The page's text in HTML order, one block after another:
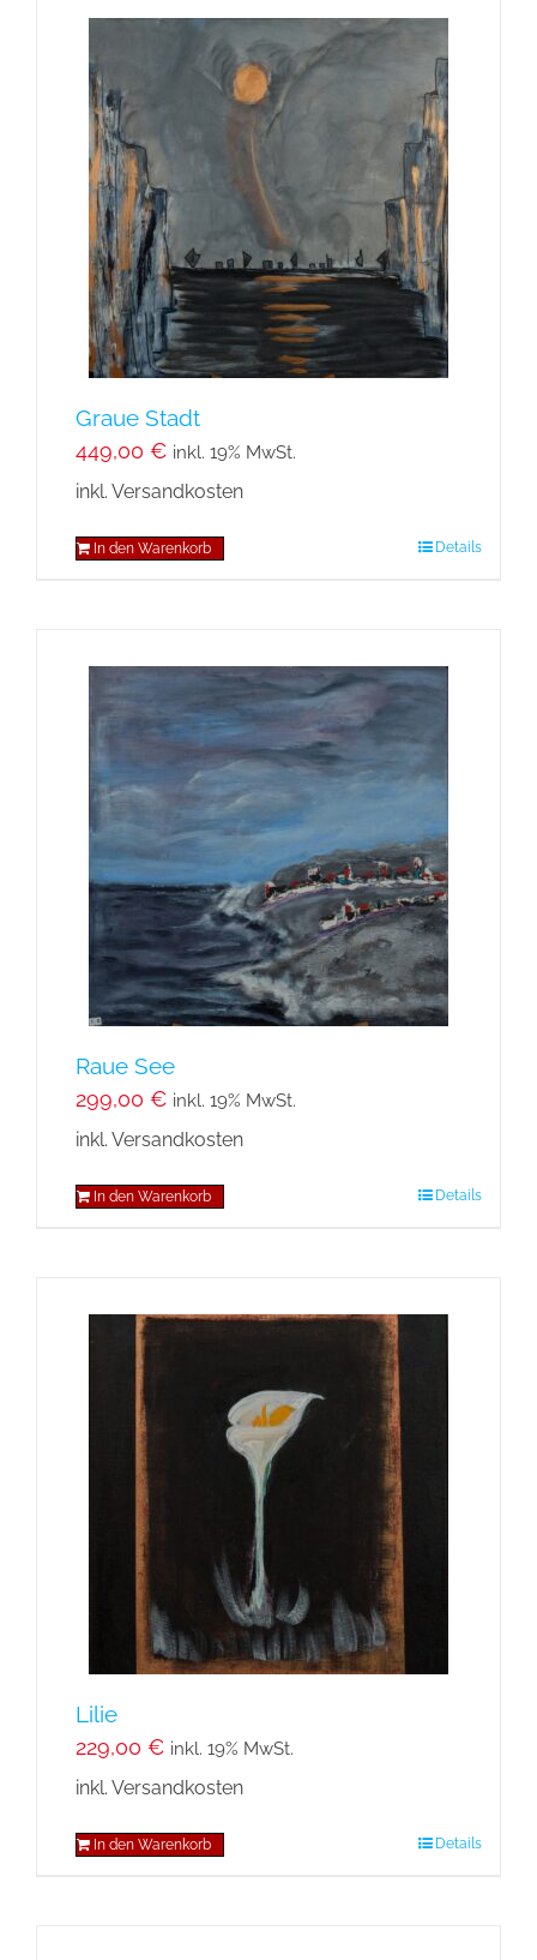
Graue Stadt
449,00 € inkl. 19% MwSt.
inkl. Versandkosten
In den Warenkorb Details
Raue See
299,00 € inkl. 19% MwSt.
inkl. Versandkosten
In den Warenkorb Details
Lilie
229,00 € inkl. 19% MwSt.
inkl. Versandkosten
In den Warenkorb Details